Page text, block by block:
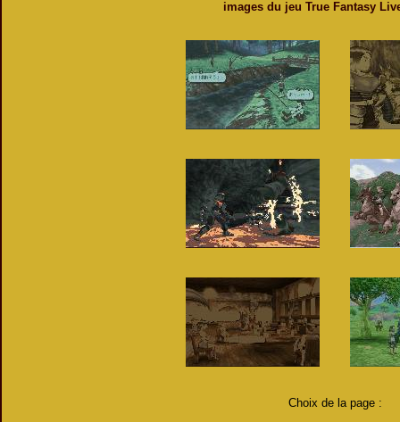
images du jeu True Fantasy
Choix de la page :